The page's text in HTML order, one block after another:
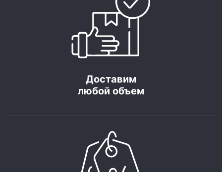
Доставим
любой объем